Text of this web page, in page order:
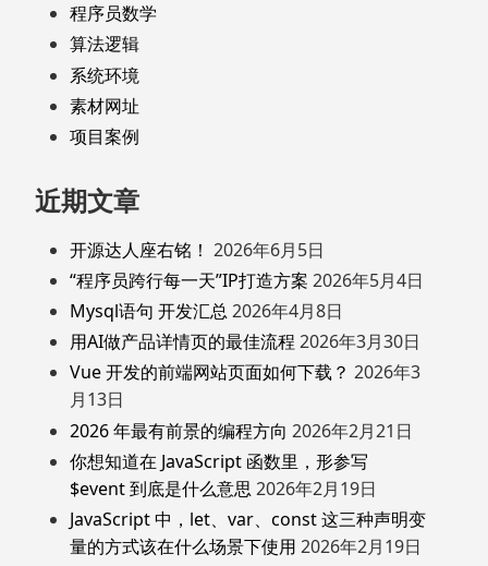
程序员数学
算法逻辑
系统环境
素材网址
项目案例
近期文章
开源达人座右铭！ 2026年6月5日
“程序员跨行每一天”IP打造方案 2026年5月4日
Mysql语句 开发汇总 2026年4月8日
用AI做产品详情页的最佳流程 2026年3月30日
Vue 开发的前端网站页面如何下载？ 2026年3
月13日
2026 年最有前景的编程方向 2026年2月21日
你想知道在 JavaScript 函数里，形参写
$event 到底是什么意思 2026年2月19日
JavaScript 中，let、var、const 这三种声明变
量的方式该在什么场景下使用 2026年2月19日